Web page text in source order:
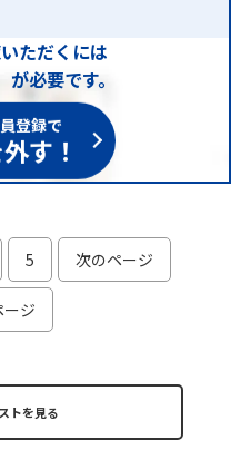
ただくには
必要です。
登録で
す！
5 次のページ
ジ
トを見る